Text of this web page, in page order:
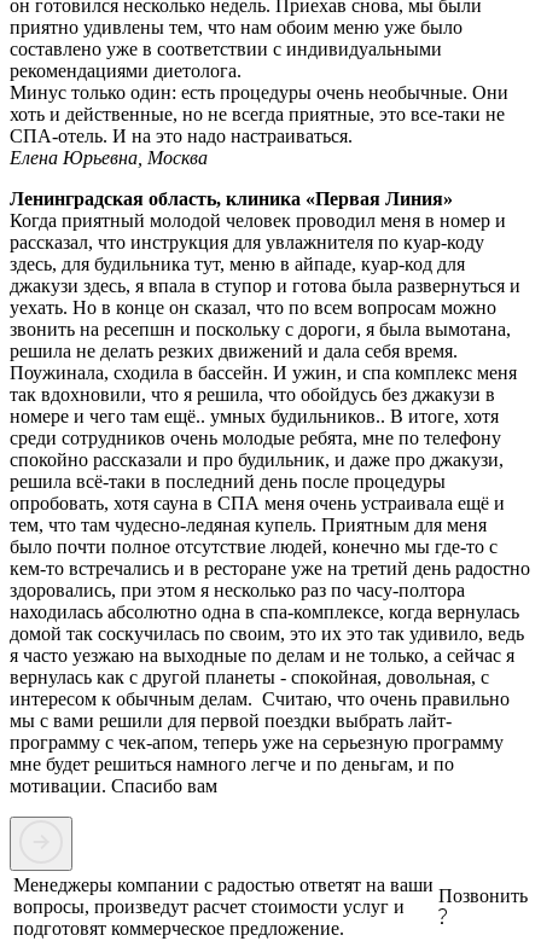
он готовился несколько недель. Приехав снова, мы были
приятно удивлены тем, что нам обоим меню уже было
составлено уже в соответствии с индивидуальными
рекомендациями диетолога.
Минус только один: есть процедуры очень необычные. Они
хоть и действенные, но не всегда приятные, это все-таки не
СПА-отель. И на это надо настраиваться.
Елена Юрьевна, Москва
Ленинградская область, клиника «Первая Линия»
Когда приятный молодой человек проводил меня в номер и
рассказал, что инструкция для увлажнителя по куар-коду
здесь, для будильника тут, меню в айпаде, куар-код для
джакузи здесь, я впала в ступор и готова была развернуться и
уехать. Но в конце он сказал, что по всем вопросам можно
звонить на ресепшн и поскольку с дороги, я была вымотана,
решила не делать резких движений и дала себя время.
Поужинала, сходила в бассейн. И ужин, и спа комплекс меня
так вдохновили, что я решила, что обойдусь без джакузи в
номере и чего там ещё.. умных будильников.. В итоге, хотя
среди сотрудников очень молодые ребята, мне по телефону
спокойно рассказали и про будильник, и даже про джакузи,
решила всё-таки в последний день после процедуры
опробовать, хотя сауна в СПА меня очень устраивала ещё и
тем, что там чудесно-ледяная купель. Приятным для меня
было почти полное отсутствие людей, конечно мы где-то с
кем-то встречались и в ресторане уже на третий день радостно
здоровались, при этом я несколько раз по часу-полтора
находилась абсолютно одна в спа-комплексе, когда вернулась
домой так соскучилась по своим, это их это так удивило, ведь
я часто уезжаю на выходные по делам и не только, а сейчас я
вернулась как с другой планеты - спокойная, довольная, с
интересом к обычным делам. Считаю, что очень правильно
мы с вами решили для первой поездки выбрать лайт-
программу с чек-апом, теперь уже на серьезную программу
мне будет решиться намного легче и по деньгам, и по
мотивации. Спасибо вам
Менеджеры компании с радостью ответят на ваши
вопросы, произведут расчет стоимости услуг и
подготовят коммерческое предложение.
Позвонить